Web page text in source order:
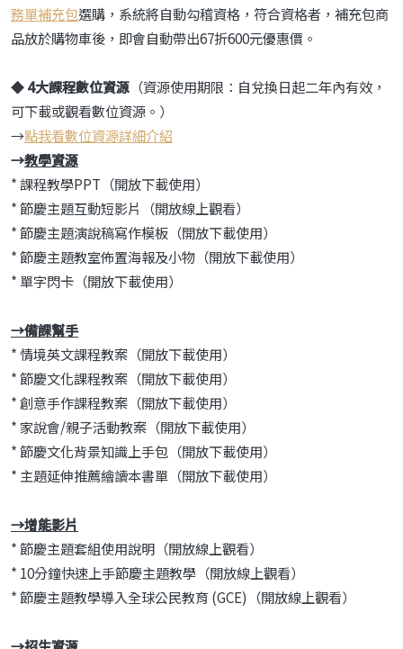
務單補充包選購，系統將自動勾稽資格，符合資格者，補充包商
品放於購物車後，即會自動帶出67折600元優惠價。
◆4大課程數位資源 （資源使用期限：自兌換日起二年內有效，
可下載或觀看數位資源。）
→點我看數位資源詳細介紹
→教學資源
* 課程教學PPT（開放下載使用）
* 節慶主題互動短影片（開放線上觀看）
* 節慶主題演說稿寫作模板（開放下載使用）
* 節慶主題教室佈置海報及小物（開放下載使用）
* 單字閃卡（開放下載使用）
→備課幫手
* 情境英文課程教案（開放下載使用）
* 節慶文化課程教案（開放下載使用）
* 創意手作課程教案（開放下載使用）
* 家說會/親子活動教案（開放下載使用）
* 節慶文化背景知識上手包（開放下載使用）
* 主題延伸推薦繪讀本書單（開放下載使用）
→增能影片
* 節慶主題套組使用說明（開放線上觀看）
* 10分鐘快速上手節慶主題教學（開放線上觀看）
* 節慶主題教學導入全球公民教育 (GCE)（開放線上觀看）